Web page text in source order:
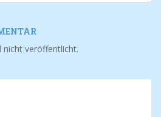
nicht veröffentlicht.